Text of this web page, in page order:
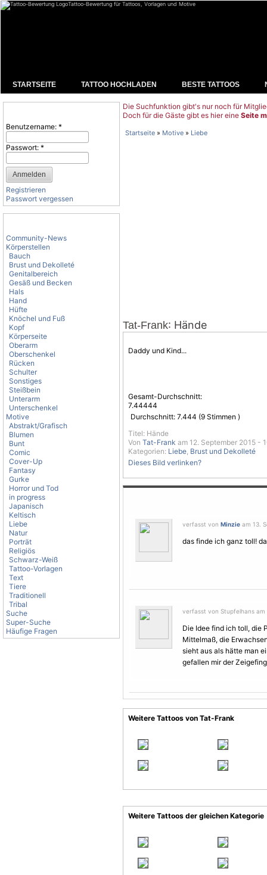
Tattoo-Bewertung für Tattoos, Vorlagen und Motive
STARTSEITE TATTOO HOCHLADEN BESTE TATTOOS
Benutzername: *
Passwort: *
Registrieren
Passwort vergessen
Community-News
Körperstellen
Bauch
Brust und Dekolleté
Genitalbereich
Gesäß und Becken
Hals
Hand
Hüfte
Knöchel und Fuß
Kopf
Körperseite
Oberarm
Oberschenkel
Rücken
Schulter
Sonstiges
Steißbein
Unterarm
Unterschenkel
Motive
Abstrakt/Grafisch
Blumen
Bunt
Comic
Cover-Up
Fantasy
Gurke
Horror und Tod
in progress
Japanisch
Keltisch
Liebe
Natur
Porträt
Religiös
Schwarz-Weiß
Tattoo-Vorlagen
Text
Tiere
Traditionell
Tribal
Suche
Super-Suche
Häufige Fragen
Die Suchfunktion gibt's nur noch für
Doch für die Gäste gibt es hier eine Seite
Startseite » Motive » Liebe
Tat-Frank: Hände
Daddy und Kind...
Gesamt-Durchschnitt:
7.44444
Durchschnitt: 7.444 (9 Stimmen )
Titel: Hände
Von Tat-Frank am 12. September 2015 -
Kategorien: Liebe, Brust und Dekolleté
Dieses Bild verlinken?
verfasst von Minzie am 13.
das finde ich ganz toll!
verfasst von Stupfelhans
Die Idee find ich toll, die
Mittelmaß, die
sieht aus als hätte man
gefallen mir der
Weitere Tattoos von Tat-Frank
Weitere Tattoos der gleichen Kategorie